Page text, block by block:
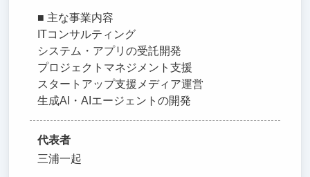
■ 主な事業内容
ITコンサルティング
システム・アプリの受託開発
プロジェクトマネジメント支援
スタートアップ支援メディア運営
生成AI・AIエージェントの開発
代表者
三浦一起